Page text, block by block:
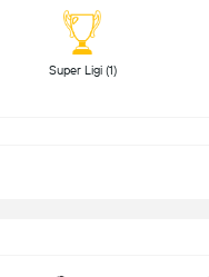
Super Ligi (1)